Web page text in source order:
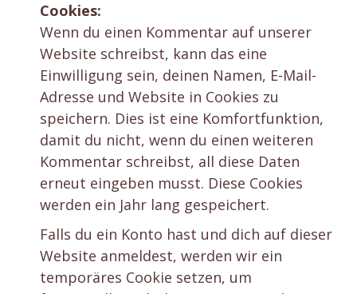
Cookies:
Wenn du einen Kommentar auf unserer
Website schreibst, kann das eine
Einwilligung sein, deinen Namen, E-Mail-
Adresse und Website in Cookies zu
speichern. Dies ist eine Komfortfunktion,
damit du nicht, wenn du einen weiteren
Kommentar schreibst, all diese Daten
erneut eingeben musst. Diese Cookies
werden ein Jahr lang gespeichert.
Falls du ein Konto hast und dich auf dieser
Website anmeldest, werden wir ein
temporäres Cookie setzen, um